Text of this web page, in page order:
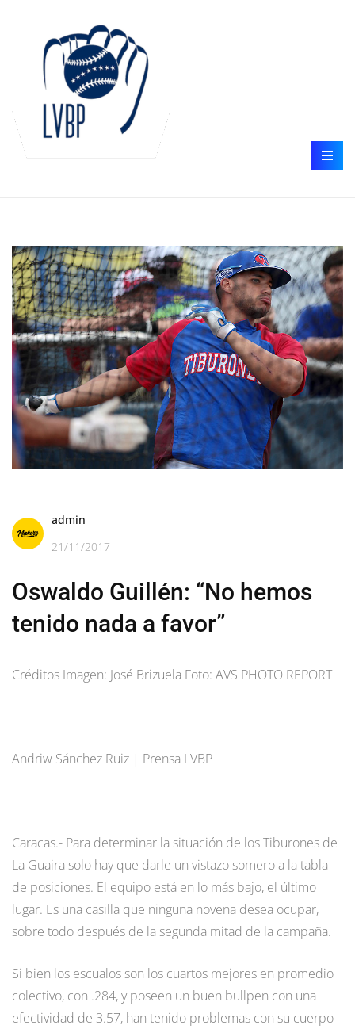
admin
21/11/2017
Oswaldo Guillén: “No hemos
tenido nada a favor”
Créditos Imagen: José Brizuela Foto: AVS PHOTO REPORT
Andriw Sánchez Ruiz | Prensa LVBP
Caracas.- Para determinar la situación de los Tiburones de
La Guaira solo hay que darle un vistazo somero a la tabla
de posiciones. El equipo está en lo más bajo, el último
lugar. Es una casilla que ninguna novena desea ocupar,
sobre todo después de la segunda mitad de la campaña.
Si bien los escualos son los cuartos mejores en promedio
colectivo, con .284, y poseen un buen bullpen con una
efectividad de 3.57, han tenido problemas con su cuerpo